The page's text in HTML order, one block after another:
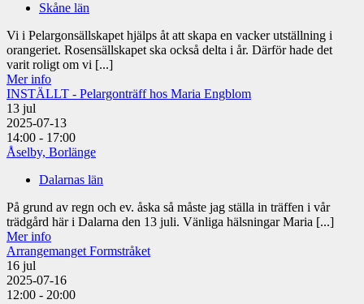
Skåne län
Vi i Pelargonsällskapet hjälps åt att skapa en vacker utställning i
orangeriet. Rosensällskapet ska också delta i år. Därför hade det
varit roligt om vi [...]
Mer info
INSTÄLLT - Pelargonträff hos Maria Engblom
13 jul
2025-07-13
14:00 - 17:00
Åselby, Borlänge
Dalarnas län
På grund av regn och ev. åska så måste jag ställa in träffen i vår
trädgård här i Dalarna den 13 juli. Vänliga hälsningar Maria [...]
Mer info
Arrangemanget Formstråket
16 jul
2025-07-16
12:00 - 20:00